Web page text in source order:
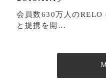
会員数630万人のRELO
と提携を開…